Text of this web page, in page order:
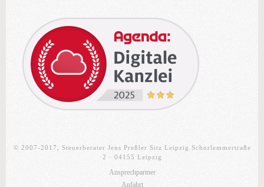
© 2007-2017, Steuerberater Jens Preßler Sitz Leipzig Schorlemmertraße
2 · 04155 Leipzig
Ansprechpartner
Anfahrt